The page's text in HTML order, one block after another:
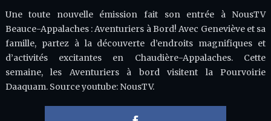
Une toute nouvelle émission fait son entrée à NousTV
Beauce-Appalaches : Aventuriers à Bord! Avec Geneviève et sa
famille, partez à la découverte d’endroits magnifiques et
d’activités excitantes en Chaudière-Appalaches. Cette
semaine, les Aventuriers à bord visitent la Pourvoirie
Daaquam. Source youtube: NousTV.